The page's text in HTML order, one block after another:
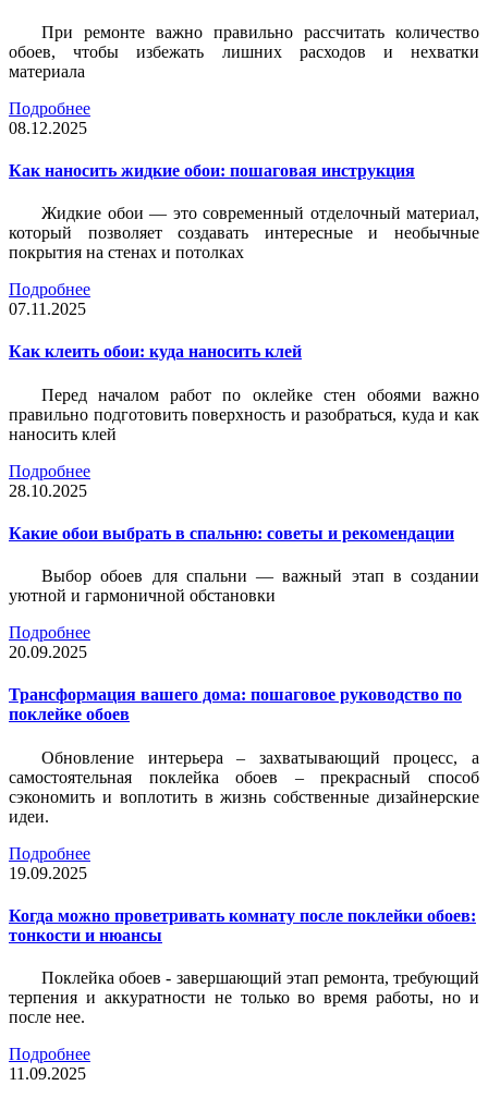
При ремонте важно правильно рассчитать количество
обоев, чтобы избежать лишних расходов и нехватки
материала
Подробнее
08.12.2025
Как наносить жидкие обои: пошаговая инструкция
Жидкие обои — это современный отделочный материал,
который позволяет создавать интересные и необычные
покрытия на стенах и потолках
Подробнее
07.11.2025
Как клеить обои: куда наносить клей
Перед началом работ по оклейке стен обоями важно
правильно подготовить поверхность и разобраться, куда и как
наносить клей
Подробнее
28.10.2025
Какие обои выбрать в спальню: советы и рекомендации
Выбор обоев для спальни — важный этап в создании
уютной и гармоничной обстановки
Подробнее
20.09.2025
Трансформация вашего дома: пошаговое руководство по
поклейке обоев
Обновление интерьера – захватывающий процесс, а
самостоятельная поклейка обоев – прекрасный способ
сэкономить и воплотить в жизнь собственные дизайнерские
идеи.
Подробнее
19.09.2025
Когда можно проветривать комнату после поклейки обоев:
тонкости и нюансы
Поклейка обоев - завершающий этап ремонта, требующий
терпения и аккуратности не только во время работы, но и
после нее.
Подробнее
11.09.2025